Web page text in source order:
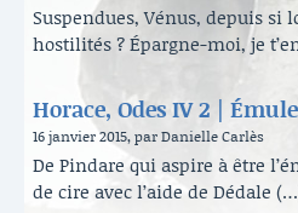
Suspendues, Vénus, depuis si
hostilités ? Épargne-moi, je
Horace, Odes IV 2 |
16 janvier 2015, par Danielle Carlès
De Pindare qui aspire à être
de cire avec l’aide de Dédale